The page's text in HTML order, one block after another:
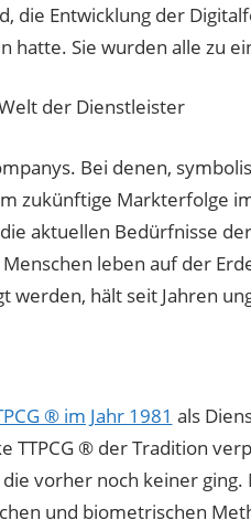
die Entwicklung der
hatte. Sie wurden alle zu
der Dienstleister
Bei denen,
zukünftige Markterfolge
aktuellen Bedürfnisse
leben auf der
hält seit Jahren
® im Jahr 1981 als
TTPCG ® der Tradition
vorher noch keiner
und biometrischen